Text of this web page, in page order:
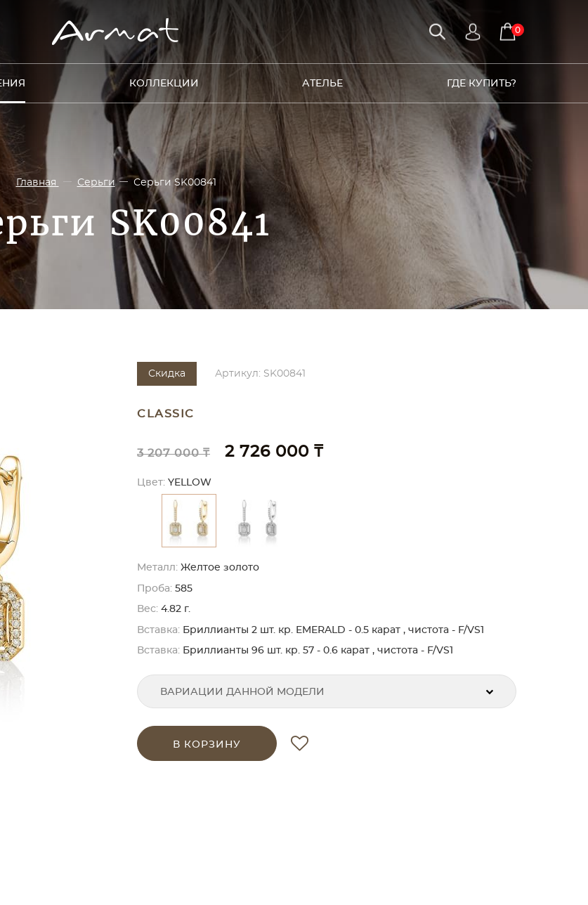
0
КОЛЛЕКЦИИ АТЕЛЬЕ ГДЕ КУПИТЬ?
Главная Серьги Серьги SK00841
SK00841
Скидка Артикул: SK00841
CLASSIC
3 207 000 ₸ 2 726 000 ₸
Цвет: YELLOW
Металл: Желтое золото
Проба: 585
Вес: 4.82 г.
Вставка: Бриллианты 2 шт. кр. EMERALD - 0.5 карат , чистота - F/VS1
Вставка: Бриллианты 96 шт. кр. 57 - 0.6 карат , чистота - F/VS1
ВАРИАЦИИ ДАННОЙ МОДЕЛИ
В КОРЗИНУ